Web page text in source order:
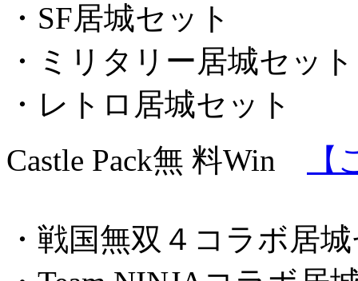
・SF居城セット
・ミリタリー居城セット
・レトロ居城セット
Castle Pack無 料Win
・戦国無双４コラボ居